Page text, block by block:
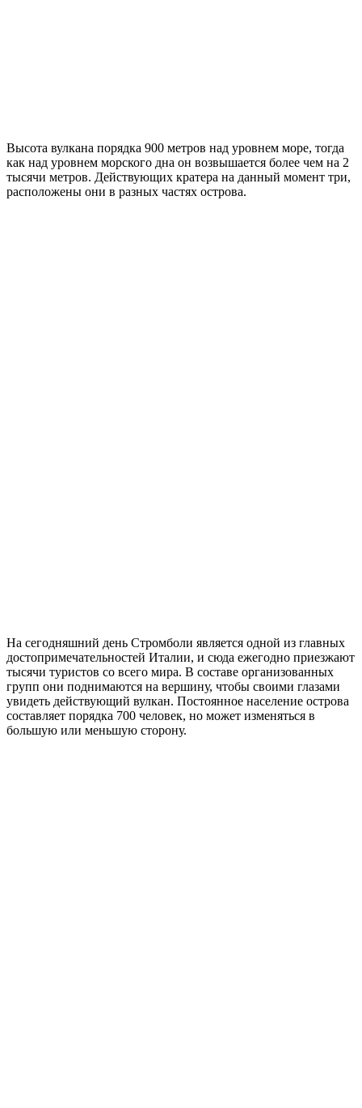
Высота вулкана порядка 900 метров над уровнем море, тогда
как над уровнем морского дна он возвышается более чем на 2
тысячи метров. Действующих кратера на данный момент три,
расположены они в разных частях острова.
На сегодняшний день Стромболи является одной из главных
достопримечательностей Италии, и сюда ежегодно приезжают
тысячи туристов со всего мира. В составе организованных
групп они поднимаются на вершину, чтобы своими глазами
увидеть действующий вулкан. Постоянное население острова
составляет порядка 700 человек, но может изменяться в
большую или меньшую сторону.